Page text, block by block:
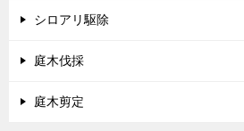
シロアリ駆除
庭木伐採
庭木剪定